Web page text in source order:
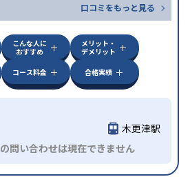
口コミをもっと見る
こんな人に
おすすめ
メリット・
デメリット
コース料金 合格実績
木更津駅
問い合わせは現在できません